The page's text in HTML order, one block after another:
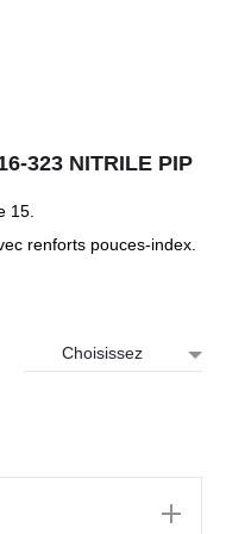
323 NITRILE PIP
15.
renforts pouces-index.